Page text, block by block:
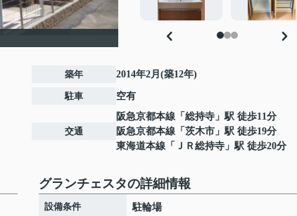
築年 2014年2月(築12年)
駐車 空有
交通
阪急京都本線 「 総持寺 」駅 徒歩11分
阪急京都本線 「 茨木市 」駅 徒歩19分
東海道本線 「 ＪＲ総持寺 」駅 徒歩20分
グランチェスタの詳細情報
設備条件
駐輪場